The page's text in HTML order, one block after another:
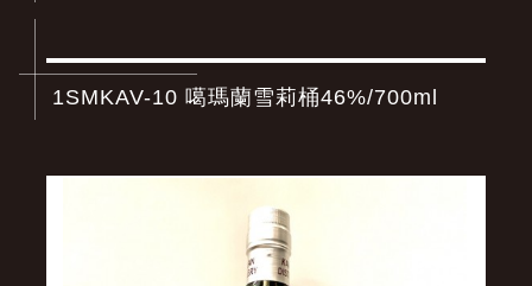
1SMKAV-10 噶瑪蘭雪莉桶46%/700ml